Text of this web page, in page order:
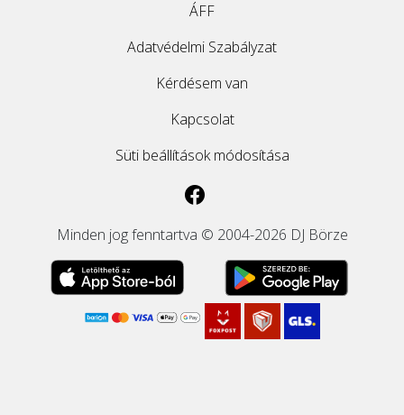
ÁFF
Adatvédelmi Szabályzat
Kérdésem van
Kapcsolat
Süti beállítások módosítása
Minden jog fenntartva © 2004-2026 DJ Börze